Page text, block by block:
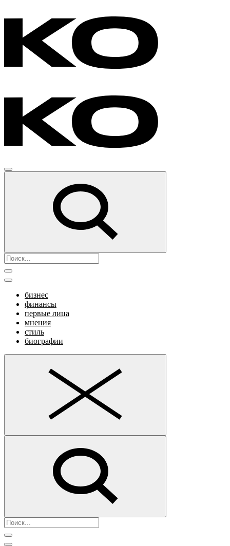
бизнес
финансы
первые лица
мнения
стиль
биографии